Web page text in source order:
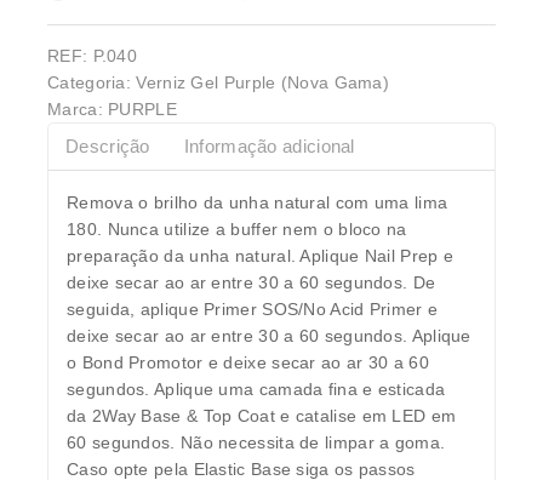
REF: P.040
Categoria:Verniz Gel Purple (Nova Gama)
Marca: PURPLE
Descrição Informação adicional
Remova o brilho da unha natural com uma lima
180. Nunca utilize a buffer nem o bloco na
preparação da unha natural. Aplique Nail Prep e
deixe secar ao ar entre 30 a 60 segundos. De
seguida, aplique Primer SOS/No Acid Primer e
deixe secar ao ar entre 30 a 60 segundos. Aplique
o Bond Promotor e deixe secar ao ar 30 a 60
segundos. Aplique uma camada fina e esticada
da 2Way Base & Top Coat e catalise em LED em
60 segundos. Não necessita de limpar a goma.
Caso opte pela Elastic Base siga os passos